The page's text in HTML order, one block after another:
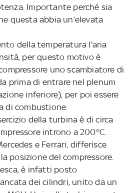
Importante perché sia
questa abbia un’elevata
della temperatura l'aria
per questo motivo è
uno scambiatore di
prima di entrare nel plenum
inferiore), per poi essere
di combustione.
della turbina è di circa
introno a 200°C.
e Ferrari, differisce
posizione del compressore.
è infatti posto
dei cilindri, unito da un